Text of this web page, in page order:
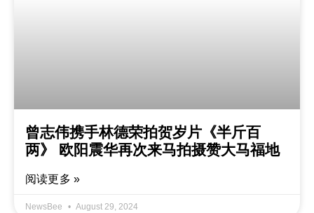
曾志伟携手林德荣拍贺岁片《半斤百
两》 欧阳震华再次来马拍摄赞大马福地
阅读更多 »
NewsBee August 29, 2024